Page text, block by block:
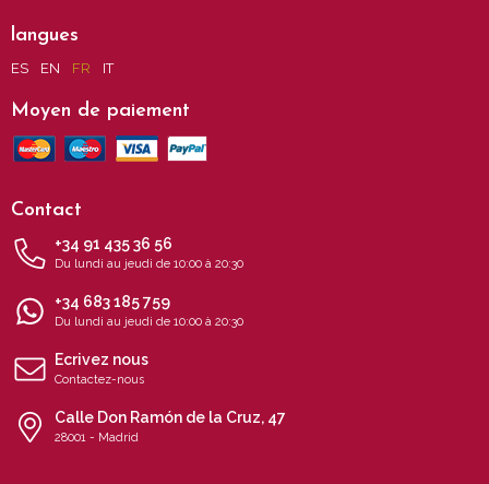
langues
ES EN FR IT
Moyen de paiement
Contact
+34 91 435 36 56
Du lundi au jeudi de 10:00 à 20:30
+34 683 185 759
Du lundi au jeudi de 10:00 à 20:30
Ecrivez nous
Contactez-nous
Calle Don Ramón de la Cruz, 47
28001 - Madrid